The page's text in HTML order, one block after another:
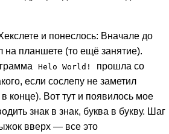
и понеслось: Вначале до
на планшете (то ещё занятие).
Helo World!
прошла со
если сослепу не заметил
конце). Вот тут и появилось мое
знак в знак, буква в букву. Шаг
вверх — все это